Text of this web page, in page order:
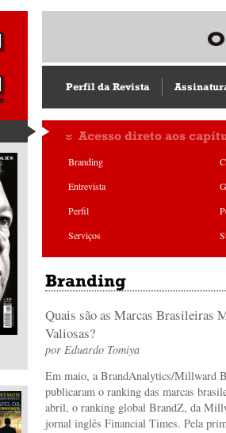
Perfil da Revista
Acesso direto aos
Branding
Entrevista
Perfil
Serviços
Branding
Quais são as Marcas Brasileiras
Valiosas?
por Eduardo Tomiya
Em maio, a BrandAnalytics/Millward
publicaram o ranking das marcas
abril, o ranking global BrandZ, da
jornal inglês Financial Times. Pela